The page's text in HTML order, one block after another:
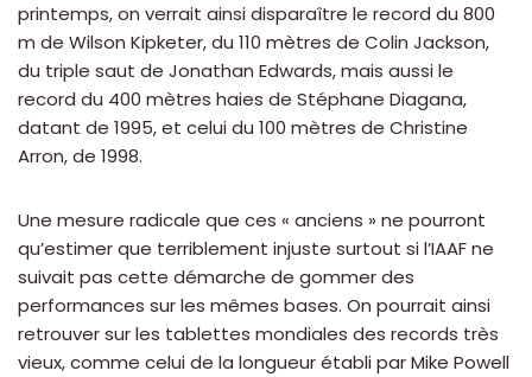
printemps, on verrait ainsi disparaître le record du 800
m de Wilson Kipketer, du 110 mètres de Colin Jackson,
du triple saut de Jonathan Edwards, mais aussi le
record du 400 mètres haies de Stéphane Diagana,
datant de 1995, et celui du 100 mètres de Christine
Arron, de 1998.
Une mesure radicale que ces « anciens » ne pourront
qu’estimer que terriblement injuste surtout si l’IAAF ne
suivait pas cette démarche de gommer des
performances sur les mêmes bases. On pourrait ainsi
retrouver sur les tablettes mondiales des records très
vieux, comme celui de la longueur établi par Mike Powell